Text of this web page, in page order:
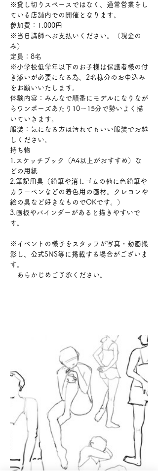
※貸し切りスペースではなく、通常営業をし
ている店舗内での開催となります。
参加費：1,000円
※当日講師へお支払いください。（現金の
み）
定員：8名
※小学校低学年以下のお子様は保護者様の付
き添いが必要になる為、2名様分のお申込み
をお願いいたします。
体験内容：みんなで順番にモデルになりなが
らワンポーズあたり10〜15分で勢いよく描
いていきます。
服装：気になる方は汚れてもいい服装でお越
しください。
持ち物
1.スケッチブック（A4以上がおすすめ）な
どの用紙
2.筆記用具（鉛筆や消しゴムの他に色鉛筆や
カラーペンなどの着色用の画材。クレヨンや
絵の具など好きなものでOKです。）
3.画板やバインダーがあると描きやすいで
す。
※イベントの様子をスタッフが写真・動画撮
影し、公式SNS等に掲載する場合がございま
す。
あらかじめご了承ください。